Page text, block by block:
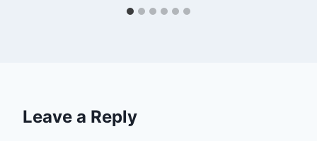
Leave a Reply